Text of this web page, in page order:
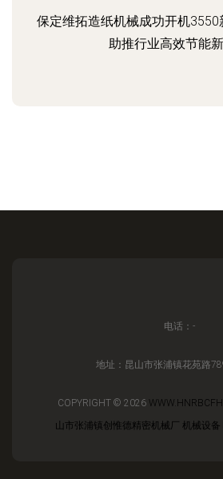
保定维拓造纸机械成功开机3550
助推行业高效节能
电话：-
地址：昆山市张浦镇花苑路
COPYRIGHT © 2026
山市张浦镇创惟德精密机械厂 机械设备